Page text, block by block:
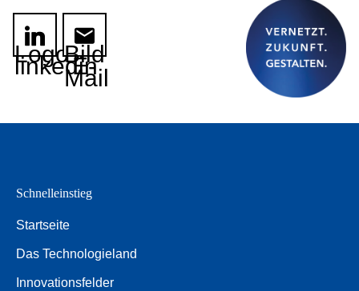
Logo
linkedin
Bild
E-
Mail
Schnelleinstieg
Startseite
Das Technologieland
Innovationsfelder